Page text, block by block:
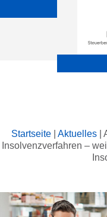
Startseite Aktuelles
Insolvenzverfahren –